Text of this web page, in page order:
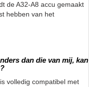
de A32-A8 accu gemaakt
hebben van het
dan die van mij, kan
volledig compatibel met